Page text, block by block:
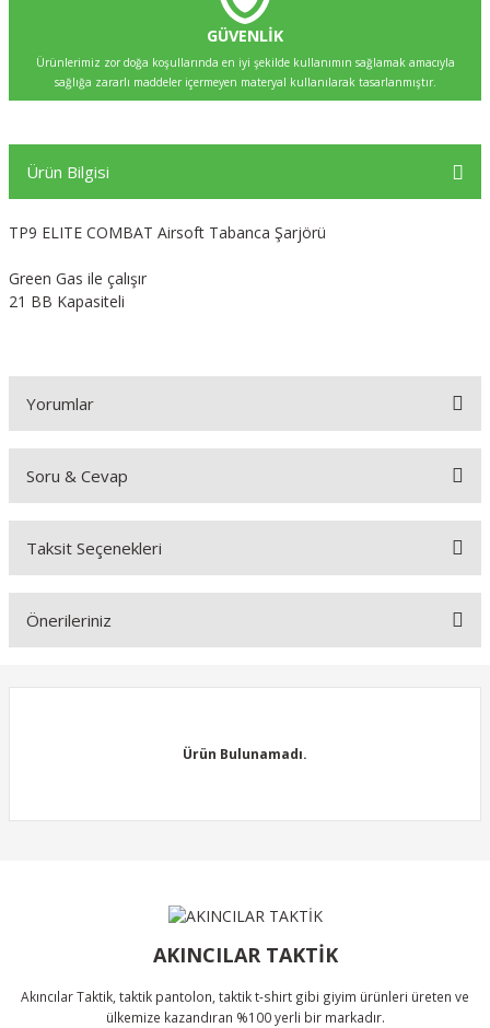
GÜVENLİK
Ürünlerimiz zor doğa koşullarında en iyi şekilde kullanımın sağlamak amacıyla
sağlığa zararlı maddeler içermeyen materyal kullanılarak tasarlanmıştır.
Ürün Bilgisi
TP9 ELITE COMBAT Airsoft Tabanca Şarjörü
Green Gas ile çalışır
21 BB Kapasiteli
Yorumlar
Bu ürüne ilk yorumu siz yapın!
Soru & Cevap
Ürün hakkında henüz soru sorulmamış.
Taksit Seçenekleri
Önerileriniz
Görüş ve önerileriniz için teşekkür ederiz.
Ürün fiyatı diğer sitelerden daha pahalı.
Bu ürüne benzer farklı alternatifler olmalı.
Ürün Bulunamadı.
Ürün Bulunamadı.
AKINCILAR TAKTİK
Akıncılar Taktik, taktik pantolon, taktik t-shirt gibi giyim ürünleri üreten ve
ülkemize kazandıran %100 yerli bir markadır.